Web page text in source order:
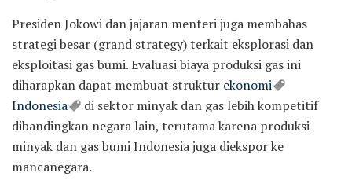
Presiden Jokowi dan jajaran menteri juga membahas
strategi besar (grand strategy) terkait eksplorasi dan
eksploitasi gas bumi. Evaluasi biaya produksi gas ini
diharapkan dapat membuat struktur ekonomi
Indonesia
di sektor minyak dan gas lebih kompetitif
dibandingkan negara lain, terutama karena produksi
minyak dan gas bumi Indonesia juga diekspor ke
mancanegara.